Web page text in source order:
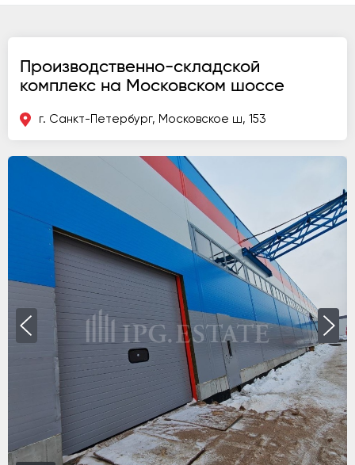
Производственно-складской
комплекс на Московском шоссе
г. Санкт-Петербург, Московское ш, 153